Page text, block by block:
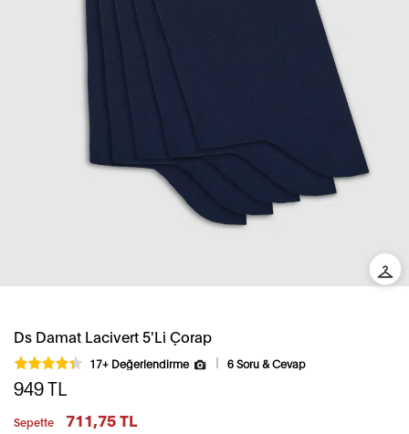
Ds Damat Lacivert 5'Li Çorap
17+ Değerlendirme 6 Soru & Cevap
949TL
Sepette 711,75 TL